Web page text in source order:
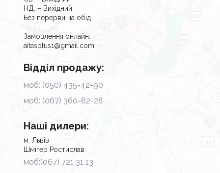
НД. – Вихідний
Без перерви на обід
Замовлення онлайн:
aitasplus1@gmail.com
Відділ продажу:
моб: (050) 435-42-90
моб: (067) 360-82-28
Наші дилери:
м. Львів
Шмігер Ростислав
моб:(067) 721 31 13